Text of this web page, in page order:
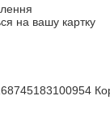
на вашу картку